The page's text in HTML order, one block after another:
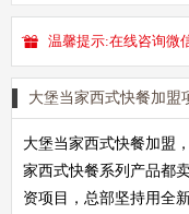
温馨提示:在线咨询微
大堡当家西式快餐加盟
大堡当家西式快餐加盟
家西式快餐系列产品都
资项目，总部坚持用全